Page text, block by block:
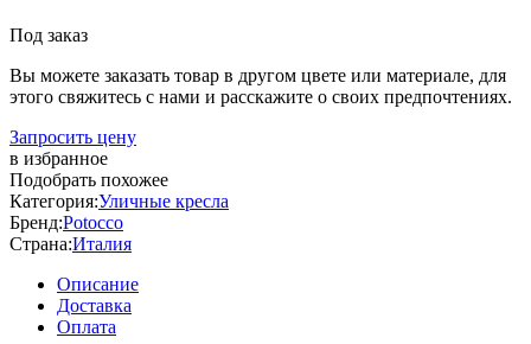
Под заказ
Вы можете заказать товар в другом цвете или материале, для
этого свяжитесь с нами и расскажите о своих предпочтениях.
Запросить цену
в избранное
Подобрать похожее
Категория:Уличные кресла
Бренд:Potocco
Страна:Италия
Описание
Доставка
Оплата